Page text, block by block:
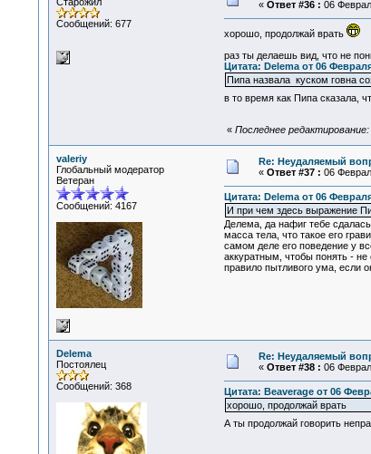
Сообщений: 677
« Ответ #36 : 06
хорошо, продолжай врать
раз ты делаешь вид, что не
Цитата: Delema от 06
Пипа назвала куском говна
в то время как Пипа сказала,
« Последнее
valeriy
Глобальный модератор
Ветеран
Сообщений: 4167
Re: Неудаляемый
« Ответ #37 : 06
Цитата: Delema от 06
И при чем здесь выражение
Делема, да нафиг тебе
масса тела, что такое его
самом деле его поведение у
аккуратным, чтобы понять - не
правило пытливого ума, если
Delema
Постоялец
Сообщений: 368
Re: Неудаляемый
« Ответ #38 : 06
Цитата: Beaverage от 06
хорошо, продолжай врать
А ты продолжай говорить